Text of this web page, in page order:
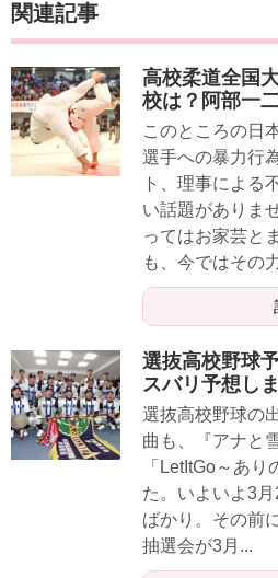
関連記事
高校柔道全国
校は？阿部一
このところの日
選手への暴力行
ト、理事による
い話題がありま
ってはお家芸と
も、今ではその
選抜高校野球
スバリ予想し
選抜高校野球の
曲も、『アナと
「LetItGo～あ
た。いよいよ3
ばかり。その前
抽選会が3月...